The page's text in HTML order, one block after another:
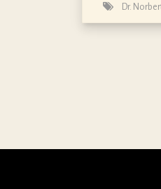
Dr.